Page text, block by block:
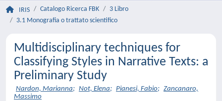
IRIS Catalogo Ricerca FBK
3 Libro
3.1 Monografia o trattato scientifico
Multidisciplinary techniques for
Classifying Styles in Narrative Texts: a
Preliminary Study
Nardon, Marianna; Not, Elena; Pianesi, Fabio; Zancanaro,
Massimo